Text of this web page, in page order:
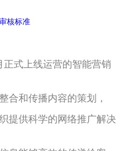
核标准
正式上线运营的智能营销
合和传播内容的策划，
提供科学的网络推广解决